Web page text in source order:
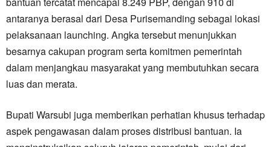
antaranya berasal dari Desa Purisemanding sebagai lokasi
pelaksanaan launching. Angka tersebut menunjukkan
besarnya cakupan program serta komitmen pemerintah
dalam menjangkau masyarakat yang membutuhkan secara
luas dan merata.
Bupati Warsubi juga memberikan perhatian khusus terhadap
aspek pengawasan dalam proses distribusi bantuan. Ia